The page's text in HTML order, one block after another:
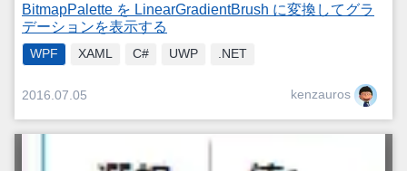
BitmapPalette を LinearGradientBrush に変換してグラ
デーションを表示する
WPF XAML C# UWP .NET
2016.07.05 kenzauros